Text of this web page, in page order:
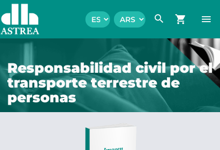
search shopping_cart menu
Responsabilidad civil por el
transporte terrestre de
personas